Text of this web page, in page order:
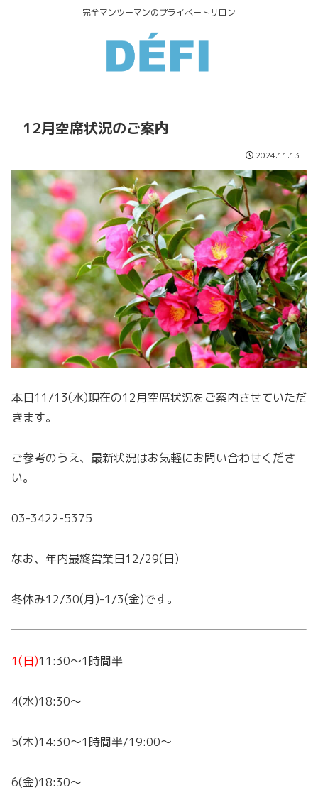
完全マンツーマンのプライベートサロン
12月空席状況のご案内
2024.11.13
本日11/13(水)現在の12月空席状況をご案内させていただ
きます。
ご参考のうえ、最新状況はお気軽にお問い合わせくださ
い。
03-3422-5375
なお、年内最終営業日12/29(日)
冬休み12/30(月)-1/3(金)です。
1(日)11:30～1時間半
4(水)18:30～
5(木)14:30～1時間半/19:00～
6(金)18:30～